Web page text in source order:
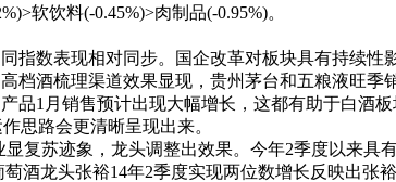
软饮料(-0.45%)>肉制品(-0.95%)。
数表现相对同步。国企改革对板块具有持续性
档酒梳理渠道效果显现，贵州茅台和五粮液旺
品1月销售预计出现大幅增长，这都有助于白酒
思路会更清晰呈现出来。
苏迹象，龙头调整出效果。今年2季度以来具
酒龙头张裕14年2季度实现两位数增长反映出张